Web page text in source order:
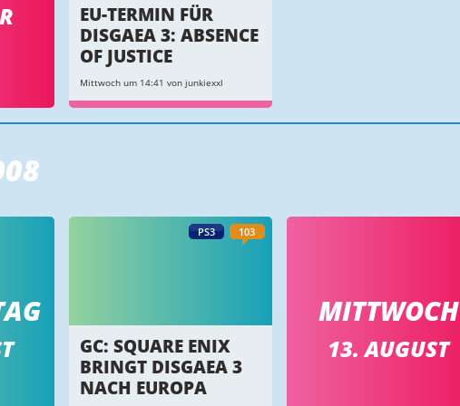
EU-TERMIN FÜR
DISGAEA 3: ABSENCE
OF JUSTICE
Mittwoch um 14:41 von junkiexxl
PS3 103
GC: SQUARE ENIX
BRINGT DISGAEA 3
NACH EUROPA
MITTWOCH
13. AUGUST